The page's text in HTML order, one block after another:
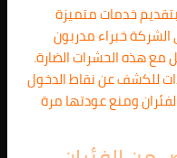
خدمات متميزة
خبراء مدربون
هذه الحشرات الضارة.
للكشف عن نقاط الدخول
ومنع عودتها مرة